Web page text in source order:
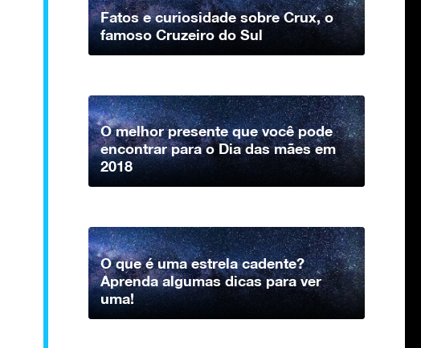
Fatos e curiosidade sobre Crux, o
famoso Cruzeiro do Sul
O melhor presente que você pode
encontrar para o Dia das mães em
2018
O que é uma estrela cadente?
Aprenda algumas dicas para ver
uma!